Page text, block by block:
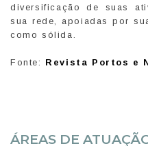
diversificação de suas
sua rede, apoiadas por
como sólida.
Fonte: Revista Portos e
ÁREAS DE